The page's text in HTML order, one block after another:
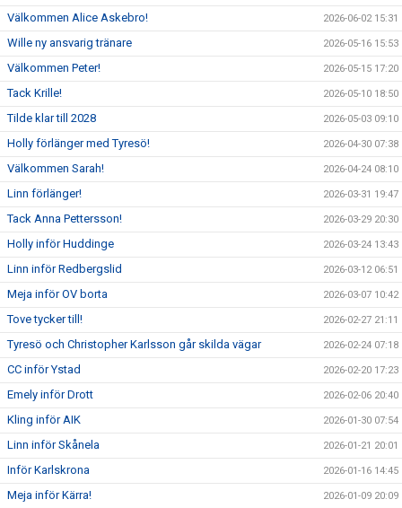
Välkommen Alice Askebro! 2026-06-02 15:31
Wille ny ansvarig tränare 2026-05-16 15:53
Välkommen Peter! 2026-05-15 17:20
Tack Krille! 2026-05-10 18:50
Tilde klar till 2028 2026-05-03 09:10
Holly förlänger med Tyresö! 2026-04-30 07:38
Välkommen Sarah! 2026-04-24 08:10
Linn förlänger! 2026-03-31 19:47
Tack Anna Pettersson! 2026-03-29 20:30
Holly inför Huddinge 2026-03-24 13:43
Linn inför Redbergslid 2026-03-12 06:51
Meja inför OV borta 2026-03-07 10:42
Tove tycker till! 2026-02-27 21:11
Tyresö och Christopher Karlsson går skilda vägar 2026-02-24 07:18
CC inför Ystad 2026-02-20 17:23
Emely inför Drott 2026-02-06 20:40
Kling inför AIK 2026-01-30 07:54
Linn inför Skånela 2026-01-21 20:01
Inför Karlskrona 2026-01-16 14:45
Meja inför Kärra! 2026-01-09 20:09